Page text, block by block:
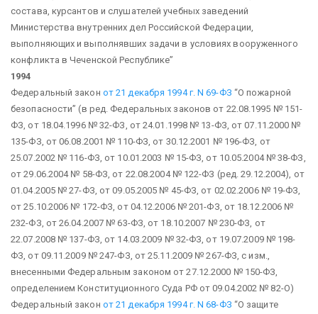
состава, курсантов и слушателей учебных заведений
Министерства внутренних дел Российской Федерации,
выполняющих и выполнявших задачи в условиях вооруженного
конфликта в Чеченской Республике”
1994
Федеральный закон от 21 декабря 1994 г. N 69-ФЗ “О пожарной
безопасности” (в ред. Федеральных законов от 22.08.1995 № 151-
ФЗ, от 18.04.1996 № 32-ФЗ, от 24.01.1998 № 13-ФЗ, от 07.11.2000 №
135-ФЗ, от 06.08.2001 № 110-ФЗ, от 30.12.2001 № 196-ФЗ, от
25.07.2002 № 116-ФЗ, от 10.01.2003 № 15-ФЗ, от 10.05.2004 № 38-ФЗ,
от 29.06.2004 № 58-ФЗ, от 22.08.2004 № 122-ФЗ (ред. 29.12.2004), от
01.04.2005 № 27-ФЗ, от 09.05.2005 № 45-ФЗ, от 02.02.2006 № 19-ФЗ,
от 25.10.2006 № 172-ФЗ, от 04.12.2006 № 201-ФЗ, от 18.12.2006 №
232-ФЗ, от 26.04.2007 № 63-ФЗ, от 18.10.2007 № 230-ФЗ, от
22.07.2008 № 137-ФЗ, от 14.03.2009 № 32-ФЗ, от 19.07.2009 № 198-
ФЗ, от 09.11.2009 № 247-ФЗ, от 25.11.2009 № 267-ФЗ, с изм.,
внесенными Федеральным законом от 27.12.2000 № 150-ФЗ,
определением Конституционного Суда РФ от 09.04.2002 № 82-О)
Федеральный закон от 21 декабря 1994 г. N 68-ФЗ “О защите